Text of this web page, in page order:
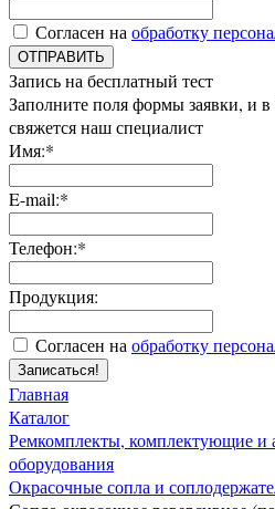
Согласен на обработку
ОТПРАВИТЬ
Запись на бесплатный тест
Заполните поля формы заявки, и
свяжется наш специалист
Имя:*
E-mail:*
Телефон:*
Продукция:
Согласен на обработку
Записаться!
Главная
Каталог
Ремкомплекты, комплектующие и
оборудования
Окрасочные сопла и